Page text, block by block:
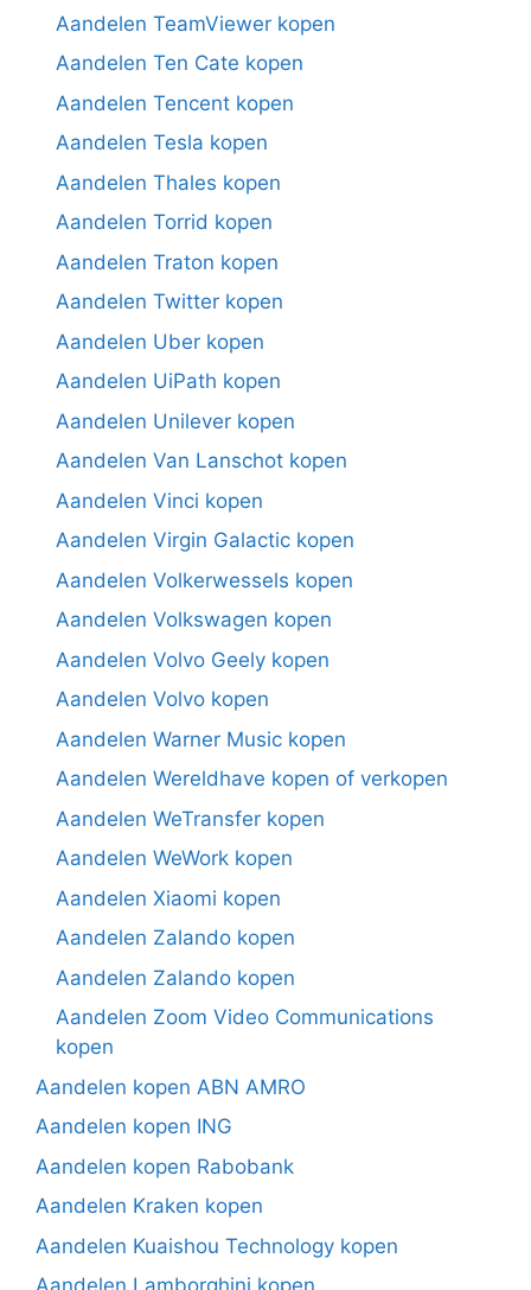
Aandelen TeamViewer kopen
Aandelen Ten Cate kopen
Aandelen Tencent kopen
Aandelen Tesla kopen
Aandelen Thales kopen
Aandelen Torrid kopen
Aandelen Traton kopen
Aandelen Twitter kopen
Aandelen Uber kopen
Aandelen UiPath kopen
Aandelen Unilever kopen
Aandelen Van Lanschot kopen
Aandelen Vinci kopen
Aandelen Virgin Galactic kopen
Aandelen Volkerwessels kopen
Aandelen Volkswagen kopen
Aandelen Volvo Geely kopen
Aandelen Volvo kopen
Aandelen Warner Music kopen
Aandelen Wereldhave kopen of verkopen
Aandelen WeTransfer kopen
Aandelen WeWork kopen
Aandelen Xiaomi kopen
Aandelen Zalando kopen
Aandelen Zalando kopen
Aandelen Zoom Video Communications
kopen
Aandelen kopen ABN AMRO
Aandelen kopen ING
Aandelen kopen Rabobank
Aandelen Kraken kopen
Aandelen Kuaishou Technology kopen